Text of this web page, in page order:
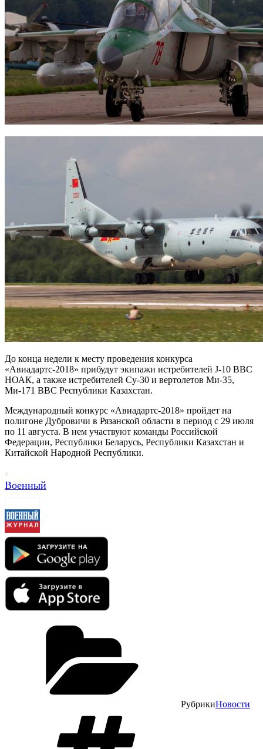
До конца недели к месту проведения конкурса
«Авиадартс-2018» прибудут экипажи истребителей J-10 ВВС
НОАК, а также истребителей Су-30 и вертолетов Ми-35,
Ми-171 ВВС Республики Казахстан.
Международный конкурс «Авиадартс-2018» пройдет на
полигоне Дубровичи в Рязанской области в период с 29 июля
по 11 августа. В нем участвуют команды Российской
Федерации, Республики Беларусь, Республики Казахстан и
Китайской Народной Республики.
Военный
РубрикиНовости